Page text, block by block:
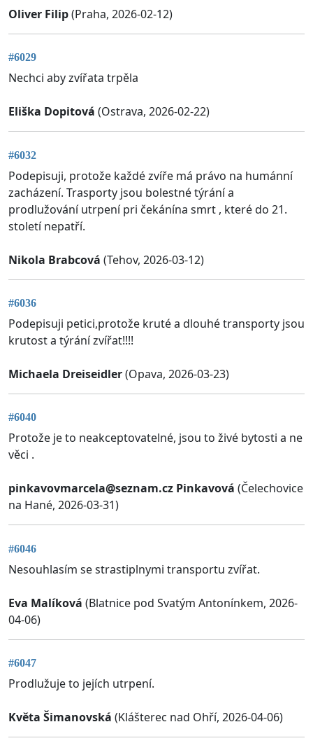
Oliver Filip(Praha, 2026-02-12)
#6029
Nechci aby zvířata trpěla
Eliška Dopitová (Ostrava, 2026-02-22)
#6032
Podepisuji, protože každé zvíře má právo na humánní
zacházení. Trasporty jsou bolestné týrání a
prodlužování utrpení pri čekánína smrt , které do 21.
století nepatří.
Nikola Brabcová (Tehov, 2026-03-12)
#6036
Podepisuji petici,protože kruté a dlouhé transporty jsou
krutost a týrání zvířat!!!!
Michaela Dreiseidler(Opava, 2026-03-23)
#6040
Protože je to neakceptovatelné, jsou to živé bytosti a ne
věci .
pinkavovmarcela@seznam.cz Pinkavová (Čelechovice
na Hané, 2026-03-31)
#6046
Nesouhlasím se strastiplnymi transportu zvířat.
Eva Malíková (Blatnice pod Svatým Antonínkem, 2026-
04-06)
#6047
Prodlužuje to jejích utrpení.
Květa Šimanovská (Klášterec nad Ohří, 2026-04-06)